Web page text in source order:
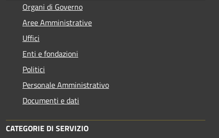
Organi di Governo
Aree Amministrative
Uffici
Enti e fondazioni
Politici
Personale Amministrativo
Documenti e dati
CATEGORIE DI SERVIZIO